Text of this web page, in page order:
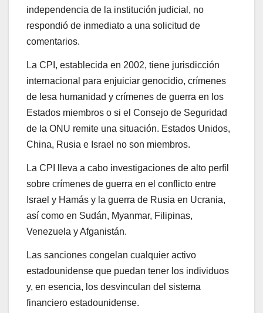
independencia de la institución judicial, no
respondió de inmediato a una solicitud de
comentarios.
La CPI, establecida en 2002, tiene jurisdicción
internacional para enjuiciar genocidio, crímenes
de lesa humanidad y crímenes de guerra en los
Estados miembros o si el Consejo de Seguridad
de la ONU remite una situación. Estados Unidos,
China, Rusia e Israel no son miembros.
La CPI lleva a cabo investigaciones de alto perfil
sobre crímenes de guerra en el conflicto entre
Israel y Hamás y la guerra de Rusia en Ucrania,
así como en Sudán, Myanmar, Filipinas,
Venezuela y Afganistán.
Las sanciones congelan cualquier activo
estadounidense que puedan tener los individuos
y, en esencia, los desvinculan del sistema
financiero estadounidense.